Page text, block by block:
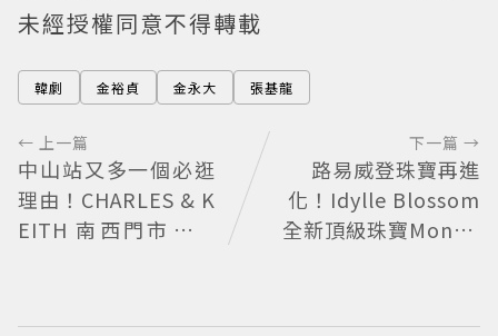
未經授權同意不得轉載
韓劇 金裕貞 金永大 張基龍
← 上一篇
中山站又多一個必逛
理由！CHARLES & K
EITH 南西門市全新
時尚
下一篇 →
路易威登珠寶再進
化！Idylle Blossom
全新頂級珠寶Monog